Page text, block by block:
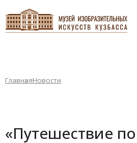
ГлавнаяНовости
«Путешествие